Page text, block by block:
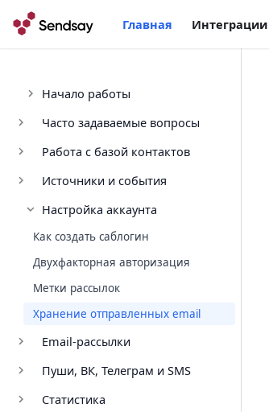
Главная Интеграции
Начало работы
Часто задаваемые вопросы
Работа с базой контактов
Источники и события
Настройка аккаунта
Как создать саблогин
Двухфакторная авторизация
Метки рассылок
Хранение отправленных email
Email-рассылки
Пуши, ВК, Телеграм и SMS
Статистика